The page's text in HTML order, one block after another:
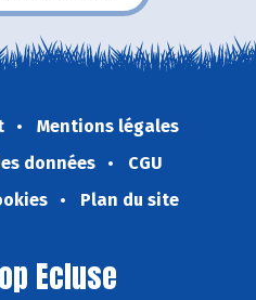
Mentions légales
données
CGU
Plan du site
Ecluse